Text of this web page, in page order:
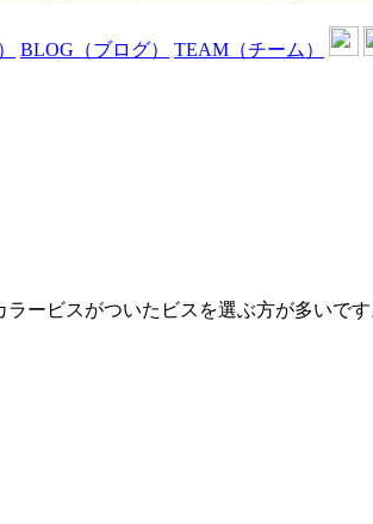
BLOG （ブログ） TEAM （チーム）
ービスがついたビスを選ぶ方が多いで